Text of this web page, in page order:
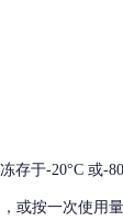
于-20°C 或-
或按一次使用